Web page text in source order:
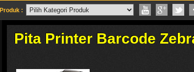
Produk :
Pita Printer Barcode